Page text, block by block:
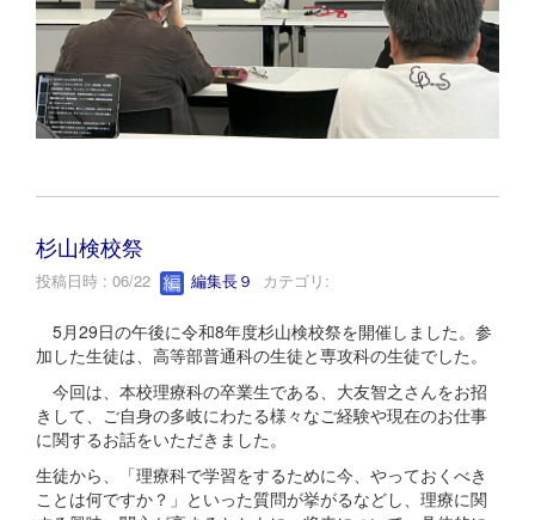
杉山検校祭
投稿日時 : 06/22 編集長９ カテゴリ:
5月29日の午後に令和8年度杉山検校祭を開催しました。参
加した生徒は、高等部普通科の生徒と専攻科の生徒でした。
今回は、本校理療科の卒業生である、大友智之さんをお招
きして、ご自身の多岐にわたる様々なご経験や現在のお仕事
に関するお話をいただきました。
生徒から、「理療科で学習をするために今、やっておくべき
ことは何ですか？」といった質問が挙がるなどし、理療に関